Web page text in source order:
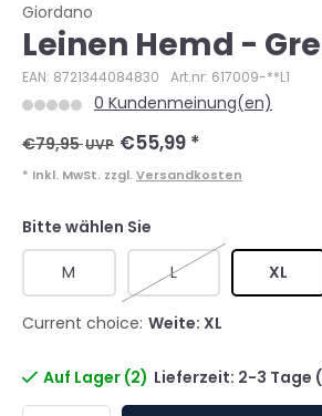
Giordano
Leinen Hemd -
EAN: 8721344084830 Art.nr: 617009-**L1
0 Kundenmeinung(en)
€79,95UVP €55,99 *
* Inkl. MwSt. zzgl. Versandkosten
Bitte wählen Sie
M L XL
Current choice: Weite: XL
Auf Lager (2) Lieferzeit: 2-3 Tage